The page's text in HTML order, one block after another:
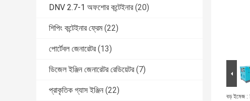
DNV 2.7-1 অফশোর কন্টেইনার (20)
শিপিং কন্টেইনার ফ্রেম (22)
পোর্টেবল জেনারেটর (13)
ডিজেল ইঞ্জিন জেনারেটর রেডিয়েটর (7)
প্রাকৃতিক গ্যাস ইঞ্জিন (22)
বড় ইমেজ :